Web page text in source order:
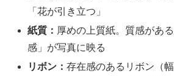
「花が引き立つ」
紙質： 厚めの上質紙。質感があ
感」が写真に映る
リボン：存在感のあるリボン（